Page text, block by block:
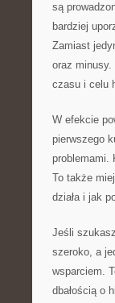
są
bardziej
Zamiast
oraz
czasu i celu
W efekcie
pierwszego
problemami.
To także
działa i jak
Jeśli
szeroko, a
wsparciem.
dbałością o